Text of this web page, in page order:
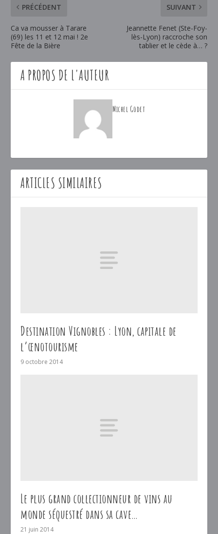
PRÉCÉDENT
Ca va mousser à Tarare
(69) les 11 et 12 mai ! 2e
Fête de la Bière
SUIVANT
Jeannette Fenet (Ste-Foy-
lès-Lyon) raccroche son
tablier et le cède à… ?
A PROPOS DE L'AUTEUR
Michel Godet
ARTICLES SIMILAIRES
Destination Vignobles : Lyon, capitale de
l’œnotourisme
9 octobre 2014
Le plus grand collectionneur de vins au
monde séquestré dans sa cave…
21 juin 2014